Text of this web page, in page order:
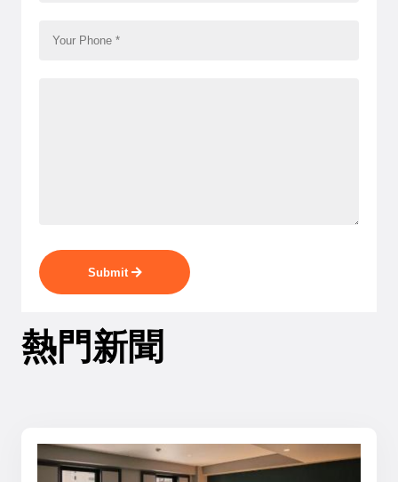
Submit
熱門新聞